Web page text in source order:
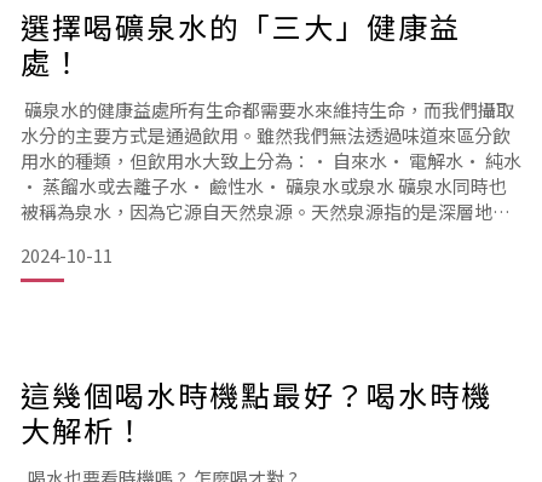
選擇喝礦泉水的「三大」健康益
處！
礦泉水的健康益處所有生命都需要水來維持生命，而我們攝取
水分的主要方式是通過飲用。雖然我們無法透過味道來區分飲
用水的種類，但飲用水大致上分為：• 自來水• 電解水• 純水
• 蒸餾水或去離子水• 鹼性水• 礦泉水或泉水 礦泉水同時也
被稱為泉水，因為它源自天然泉源。天然泉源指的是深層地下
過在蒸餾水中添加鹽、或增加二氧化碳人工製成，從而增加水
的碳酸化程度。這就是氣泡水！天然礦泉水和氣泡水的營養成
2024-10-11
這幾個喝水時機點最好？喝水時機
大解析！